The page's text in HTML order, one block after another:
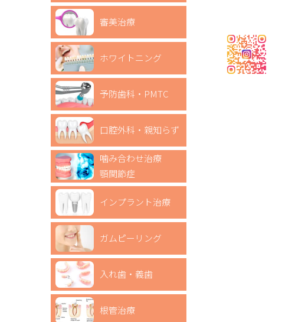
審美治療
ホワイトニング
予防歯科・PMTC
口腔外科・親知らず
噛み合わせ治療
顎関節症
インプラント治療
ガムピーリング
入れ歯・義歯
根管治療